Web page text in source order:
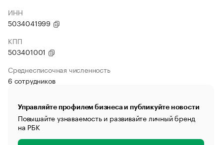
ИНН
5034041999
КПП
503401001
Среднесписочная численность
6 сотрудников
Управляйте профилем бизнеса и публикуйте новости
Повышайте узнаваемость и развивайте личный бренд
на РБК